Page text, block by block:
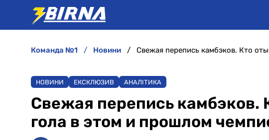
команда №1 новини
НОВИНИ ЕКСКЛЮЗИВ АНАЛІТИКА
Свежая перепись камбэков.
гола в этом и прошлом